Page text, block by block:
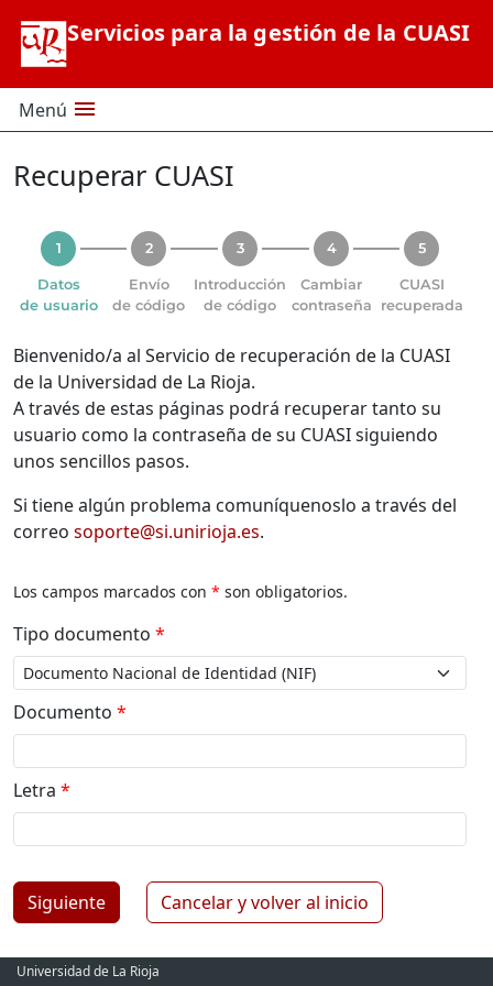
Servicios para la gestión de la CUASI
Menú menu
Recuperar CUASI
Datos
de usuario
Envío
de código
Introducción
de código
Cambiar
contraseña
CUASI
recuperada
Bienvenido/a al Servicio de recuperación de la CUASI
de la Universidad de La Rioja.
A través de estas páginas podrá recuperar tanto su
usuario como la contraseña de su CUASI siguiendo
unos sencillos pasos.
Si tiene algún problema comuníquenoslo a través del
correo soporte@si.unirioja.es.
Los campos marcados con * son obligatorios.
Tipo documento *
Documento *
Letra *
Siguiente Cancelar y volver al inicio
Universidad de La Rioja